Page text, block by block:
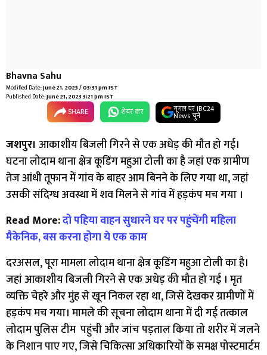
Bhavna Sahu
Modified Date:June 21, 2023 / 03:31 pm IST
Published Date:June 21, 2023 3:21 pm IST
SHARE शेयर कर गूगल पर IBC24
News चुनें
जशपुर। आकाशीय बिजली गिरने से एक अधेड़ की मौत हो गई।
घटना लोदाम थाना क्षेत्र कूडिंग महुआ टोली का है जहां एक ग्रामीण
तेज आंधी तूफान में गांव के बाहर आम बिनने के लिए गया था, जहां
उसकी संदिग्ध अवस्था में शव मिलने से गांव में हड़कंप मच गया ।
Read More:दो पहिया वाहन सुधारने घर पर पहुंचेंगी महिला
मैकेनिक, बस करना होगा ये एक काम
दरअसल, पूरा मामला लोदाम थाना क्षेत्र कूडिंग महुआ टोली का है।
जहां आकाशीय बिजली गिरने से एक अधेड़ की मौत हो गई । मृत
व्यक्ति चेहरे और मुंह से खून निकल रहा था, जिसे देखकर ग्रामीणों में
हड़कंप मच गया। मामले की सूचना लोदाम थाना में दी गई तत्काल
लोदाम पुलिस टीम पहुंची और जांच पड़ताल किया तो शरीर में जलने
के निशान पाए गए, जिसे चिकित्सा अधिकारियों के समक्ष पोस्टमार्टम